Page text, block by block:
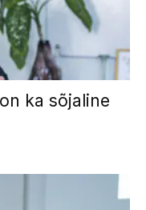
ka sõjaline